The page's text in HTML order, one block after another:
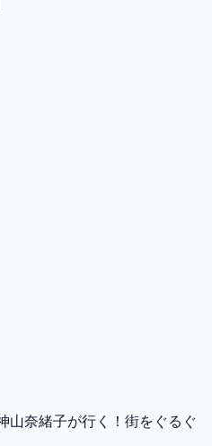
山奈緒子が行く！街をぐるぐ